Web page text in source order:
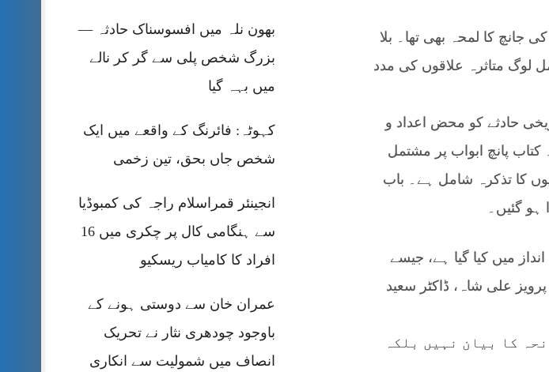
بھون نلہ میں افسوسناک حادثہ —
بزرگ شخص پلی سے گر کر نالے
میں بہہ گیا
کہوٹہ: فائرنگ کے واقعے میں ایک
شخص جاں بحق، تین زخمی
انجینئر قمراسلام راجہ کی کمبوڈیا
سے ہنگامی کال پر چکری میں 16
افراد کا کامیاب ریسکیو
عمران خان سے دوستی ہونے کے
باوجود چودھری نثار نے تحریک
انصاف میں شمولیت سے انکاری
جانچ کا لمحہ بھی تھا۔ بلا
لوگ متاثرہ علاقوں کی مدد
خالد نے اس تاریخی حادثے کو محض اعداد و
کتاب پانچ ابواب پر مشتمل
کا تذکرہ شامل ہے۔ باب
گئیں۔
میں کیا گیا ہے، جیسے
علی شاہ، ڈاکٹر سعید
کا بیان نہیں بلکہ